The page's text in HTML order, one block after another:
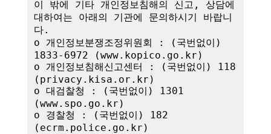
이 밖에 기타 개인정보침해의 신고, 상담에
대하여는 아래의 기관에 문의하시기 바랍니
다.
o 개인정보분쟁조정위원회 : (국번없이)
1833-6972 (www.kopico.go.kr)
o 개인정보침해신고센터 : (국번없이) 118
(privacy.kisa.or.kr)
o 대검찰청 : (국번없이) 1301
(www.spo.go.kr)
o 경찰청 : (국번없이) 182
(ecrm.police.go.kr)